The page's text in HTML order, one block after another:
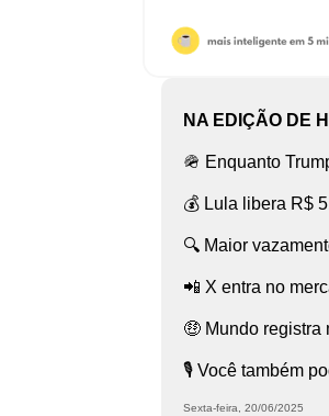
NA EDIÇÃO DE
🪖 Enquanto
💰 Lula libera R$
🔍 Maior
📲 X entra no
🤑 Mundo registra
🎙️ Você também
Sexta-feira, 20/06/2025